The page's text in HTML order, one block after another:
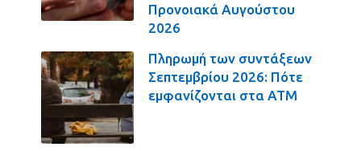
Προνοιακά Αυγούστου
2026
Πληρωμή των συντάξεων
Σεπτεμβρίου 2026: Πότε
εμφανίζονται στα ΑΤΜ